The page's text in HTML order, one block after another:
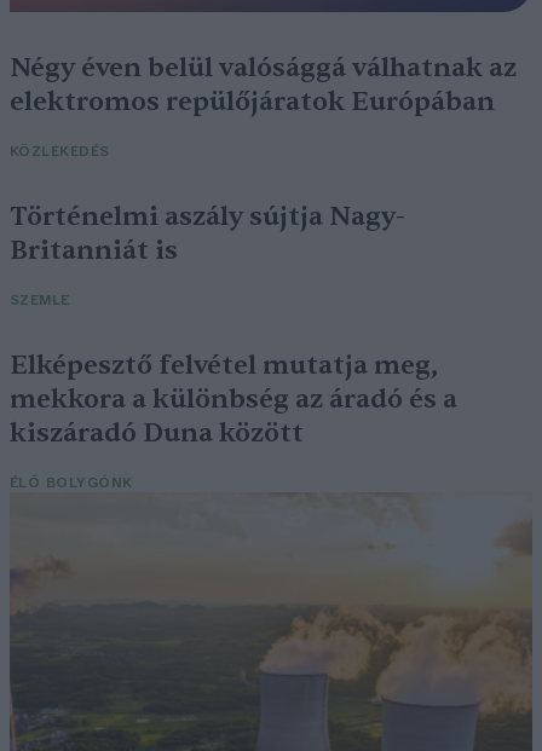
Négy éven belül valósággá válhatnak az
elektromos repülőjáratok Európában
KÖZLEKEDÉS
Történelmi aszály sújtja Nagy-
Britanniát is
SZEMLE
Elképesztő felvétel mutatja meg,
mekkora a különbség az áradó és a
kiszáradó Duna között
ÉLŐ BOLYGÓNK